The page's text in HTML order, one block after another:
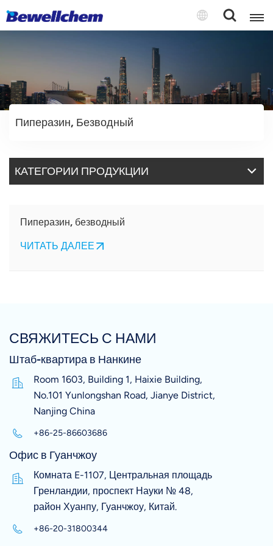
English
Русский
中文
Español
Пиперазин, Безводный
КАТЕГОРИИ ПРОДУКЦИИ
Пиперазин, безводный
ЧИТАТЬ ДАЛЕЕ
СВЯЖИТЕСЬ С НАМИ
Штаб-квартира в Нанкине
Room 1603, Building 1, Haixie Building,
No.101 Yunlongshan Road, Jianye District,
Nanjing China
+86-25-86603686
Офис в Гуанчжоу
Комната E-1107, Центральная площадь
Гренландии, проспект Науки № 48,
район Хуанпу, Гуанчжоу, Китай.
+86-20-31800344